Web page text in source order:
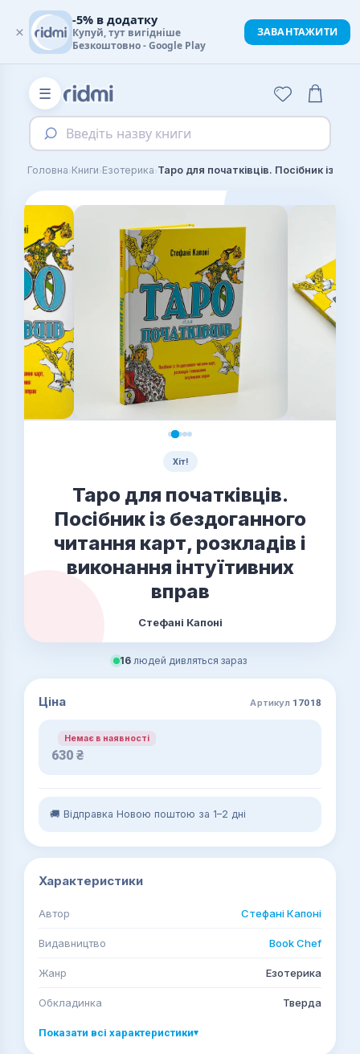
☰
Введіть назву книги
Головна›Книги›Езотерика›
Хіт!
Таро для початківців.
Посібник із бездоганного
читання карт, розкладів і
виконання інтуїтивних
вправ
Стефані Капоні
16 людей дивляться зараз
Ціна Артикул 17018
Немає в наявності
630 ₴
🚚 Відправка Новою поштою за 1–2 дні
Характеристики
Автор Стефані Капоні
Видавництво Book Chef
Жанр Езотерика
Обкладинка Тверда
Показати всі характеристики▾
×
-5% в додатку
Купуй, тут вигідніше
Безкоштовно - Google Play
ЗАВАНТАЖИТИ